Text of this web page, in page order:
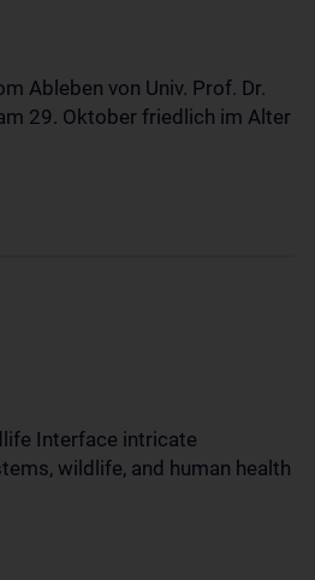
Ableben von Univ. Prof. Dr.
29. Oktober friedlich im Alter
Interface intricate
wildlife, and human health